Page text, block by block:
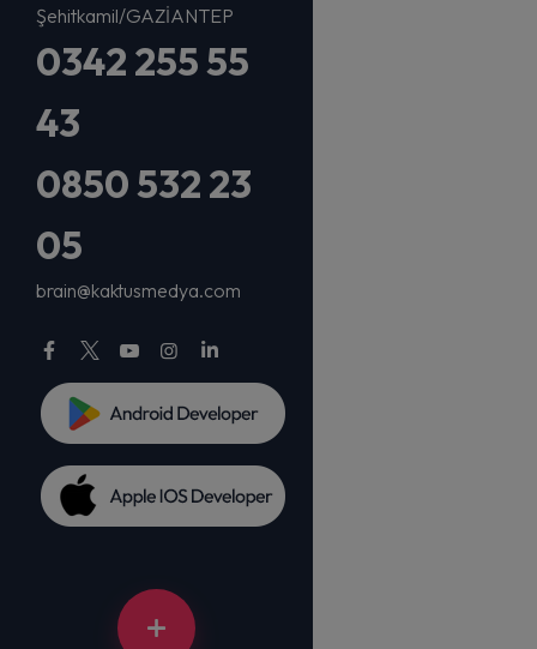
Şehitkamil/GAZİANTEP
0342 255 55
43
0850 532 23
05
brain@kaktusmedya.com